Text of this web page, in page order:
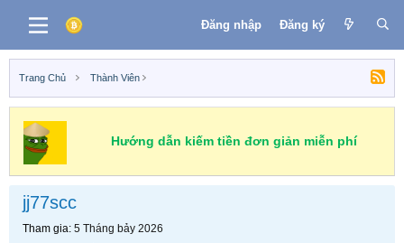
Đăng nhập Đăng ký
Trang Chủ Thành Viên
Hướng dẫn kiếm tiền đơn giản miễn phí
jj77scc
Tham gia 5 Tháng bảy 2026